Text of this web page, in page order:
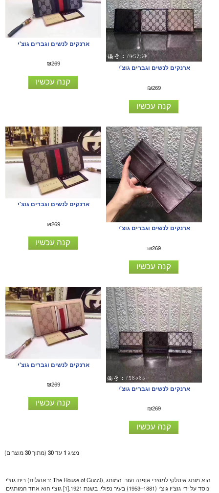
ארנקים לנשים וגברים גוצ'י
₪269
קנה עכשיו
ארנקים לנשים וגברים גוצ'י
₪269
קנה עכשיו
ארנקים לנשים וגברים גוצ'י
₪269
קנה עכשיו
ארנקים לנשים וגברים גוצ'י
₪269
קנה עכשיו
ארנקים לנשים וגברים גוצ'י
₪269
קנה עכשיו
ארנקים לנשים וגברים גוצ'י
₪269
קנה עכשיו
מציג 1עד30 (מתוך30מוצרים)
בית גוצ'י (באנגלית: The House of Gucci), הוא מותג איטלקי למוצרי אופנה ועור. המותג
נוסד על ידי גוצ'יו גוצ'י (1881–1953) בעיר נפולי, בשנת 1921.[1] גוצ'י הוא אחד המותגים